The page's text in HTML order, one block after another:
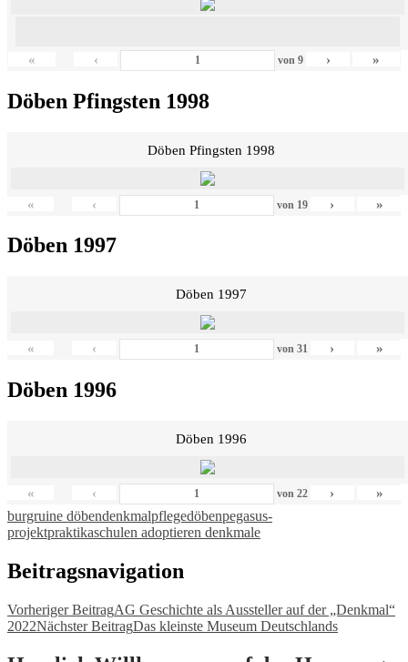
« ‹ von9 › »
Döben Pfingsten 1998
Döben Pfingsten 1998
« ‹ von 19 › »
Döben 1997
Döben 1997
« ‹ von 31 › »
Döben 1996
Döben 1996
« ‹ von 22 › »
burgruine döbendenkmalpflegedöbenpegasus-
projektpraktikaschulen adoptieren denkmale
Beitragsnavigation
Vorheriger BeitragAG Geschichte als Aussteller auf der „Denkmal“
2022Nächster BeitragDas kleinste Museum Deutschlands